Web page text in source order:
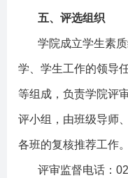
五、评选组织
学院成立学生素
学、学生工作的领导
等组成，负责学院评
评小组，由班级导师
各班的复核推荐工作。
评审监督电话：